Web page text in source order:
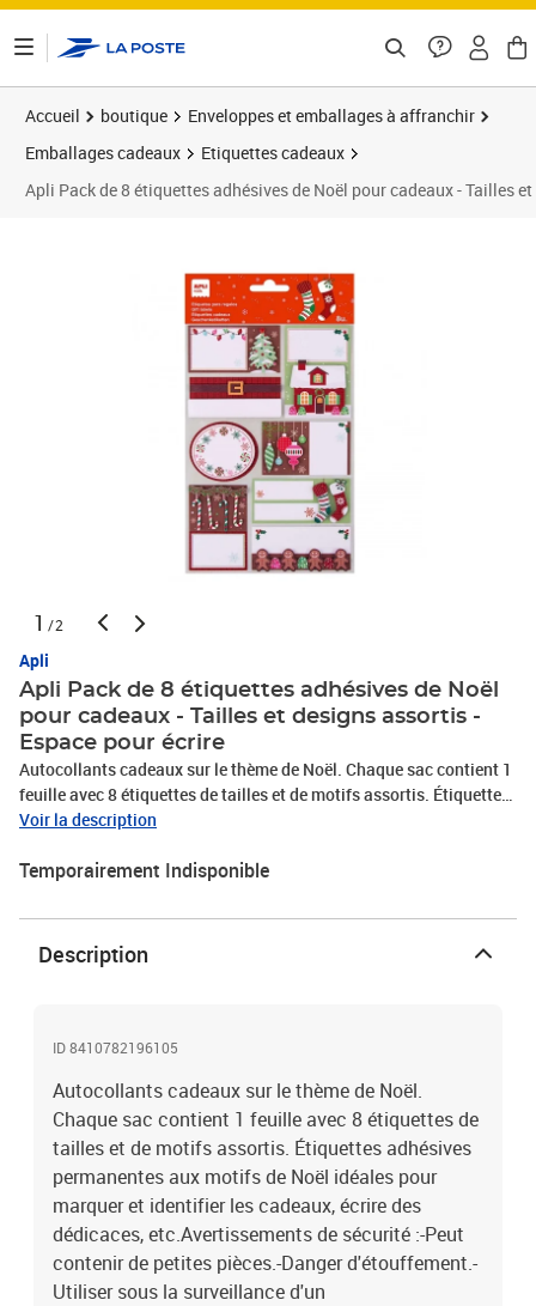
Accueil boutique
Enveloppes et emballages à affranchir
Emballages cadeaux
Etiquettes cadeaux
Apli Pack de 8 étiquettes adhésives de Noël pour cadeaux - Tailles
1 /2
Apli
Apli Pack de 8 étiquettes adhésives de Noël
pour cadeaux - Tailles et designs assortis -
Espace pour écrire
Autocollants cadeaux sur le thème de Noël. Chaque sac contient 1
feuille avec 8 étiquettes de tailles et de motifs assortis. Étiquettes
adhésives permanentes aux motifs de Noël idéales pour marquer
de sécurité :-Peut contenir de petites pièces.-Danger
adulte.Spécifications :-Quantité : 8 étiquettes-Tailles et modèles
assortis-Adhésif
Voir la description
Temporairement Indisponible
Description
ID 8410782196105
Autocollants cadeaux sur le thème de Noël.
Chaque sac contient 1 feuille avec 8 étiquettes de
tailles et de motifs assortis. Étiquettes adhésives
permanentes aux motifs de Noël idéales pour
marquer et identifier les cadeaux, écrire des
dédicaces, etc.Avertissements de sécurité :-Peut
contenir de petites pièces.-Danger d'étouffement.-
Utiliser sous la surveillance d'un